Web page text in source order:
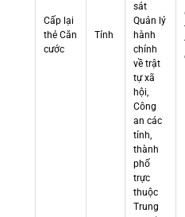
Cấp lại
thẻ Căn
cước
Tỉnh
sát
Quản lý
hành
chính
về trật
tự xã
hội,
Công
an các
tỉnh,
thành
phố
trực
thuộc
Trung